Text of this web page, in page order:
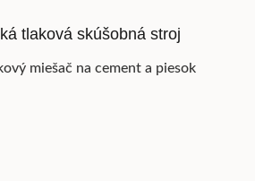
tlaková skúšobná stroj